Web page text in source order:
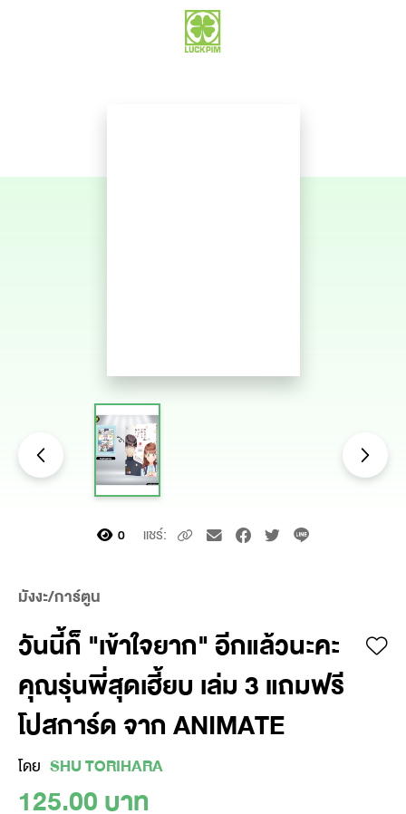
0 แชร์:
มังงะ/การ์ตูน
วันนี้ก็ "เข้าใจยาก" อีกแล้วนะคะ
คุณรุ่นพี่สุดเฮี้ยบ เล่ม 3 แถมฟรี
โปสการ์ด จาก ANIMATE
โดย SHU TORIHARA
125.00 บาท